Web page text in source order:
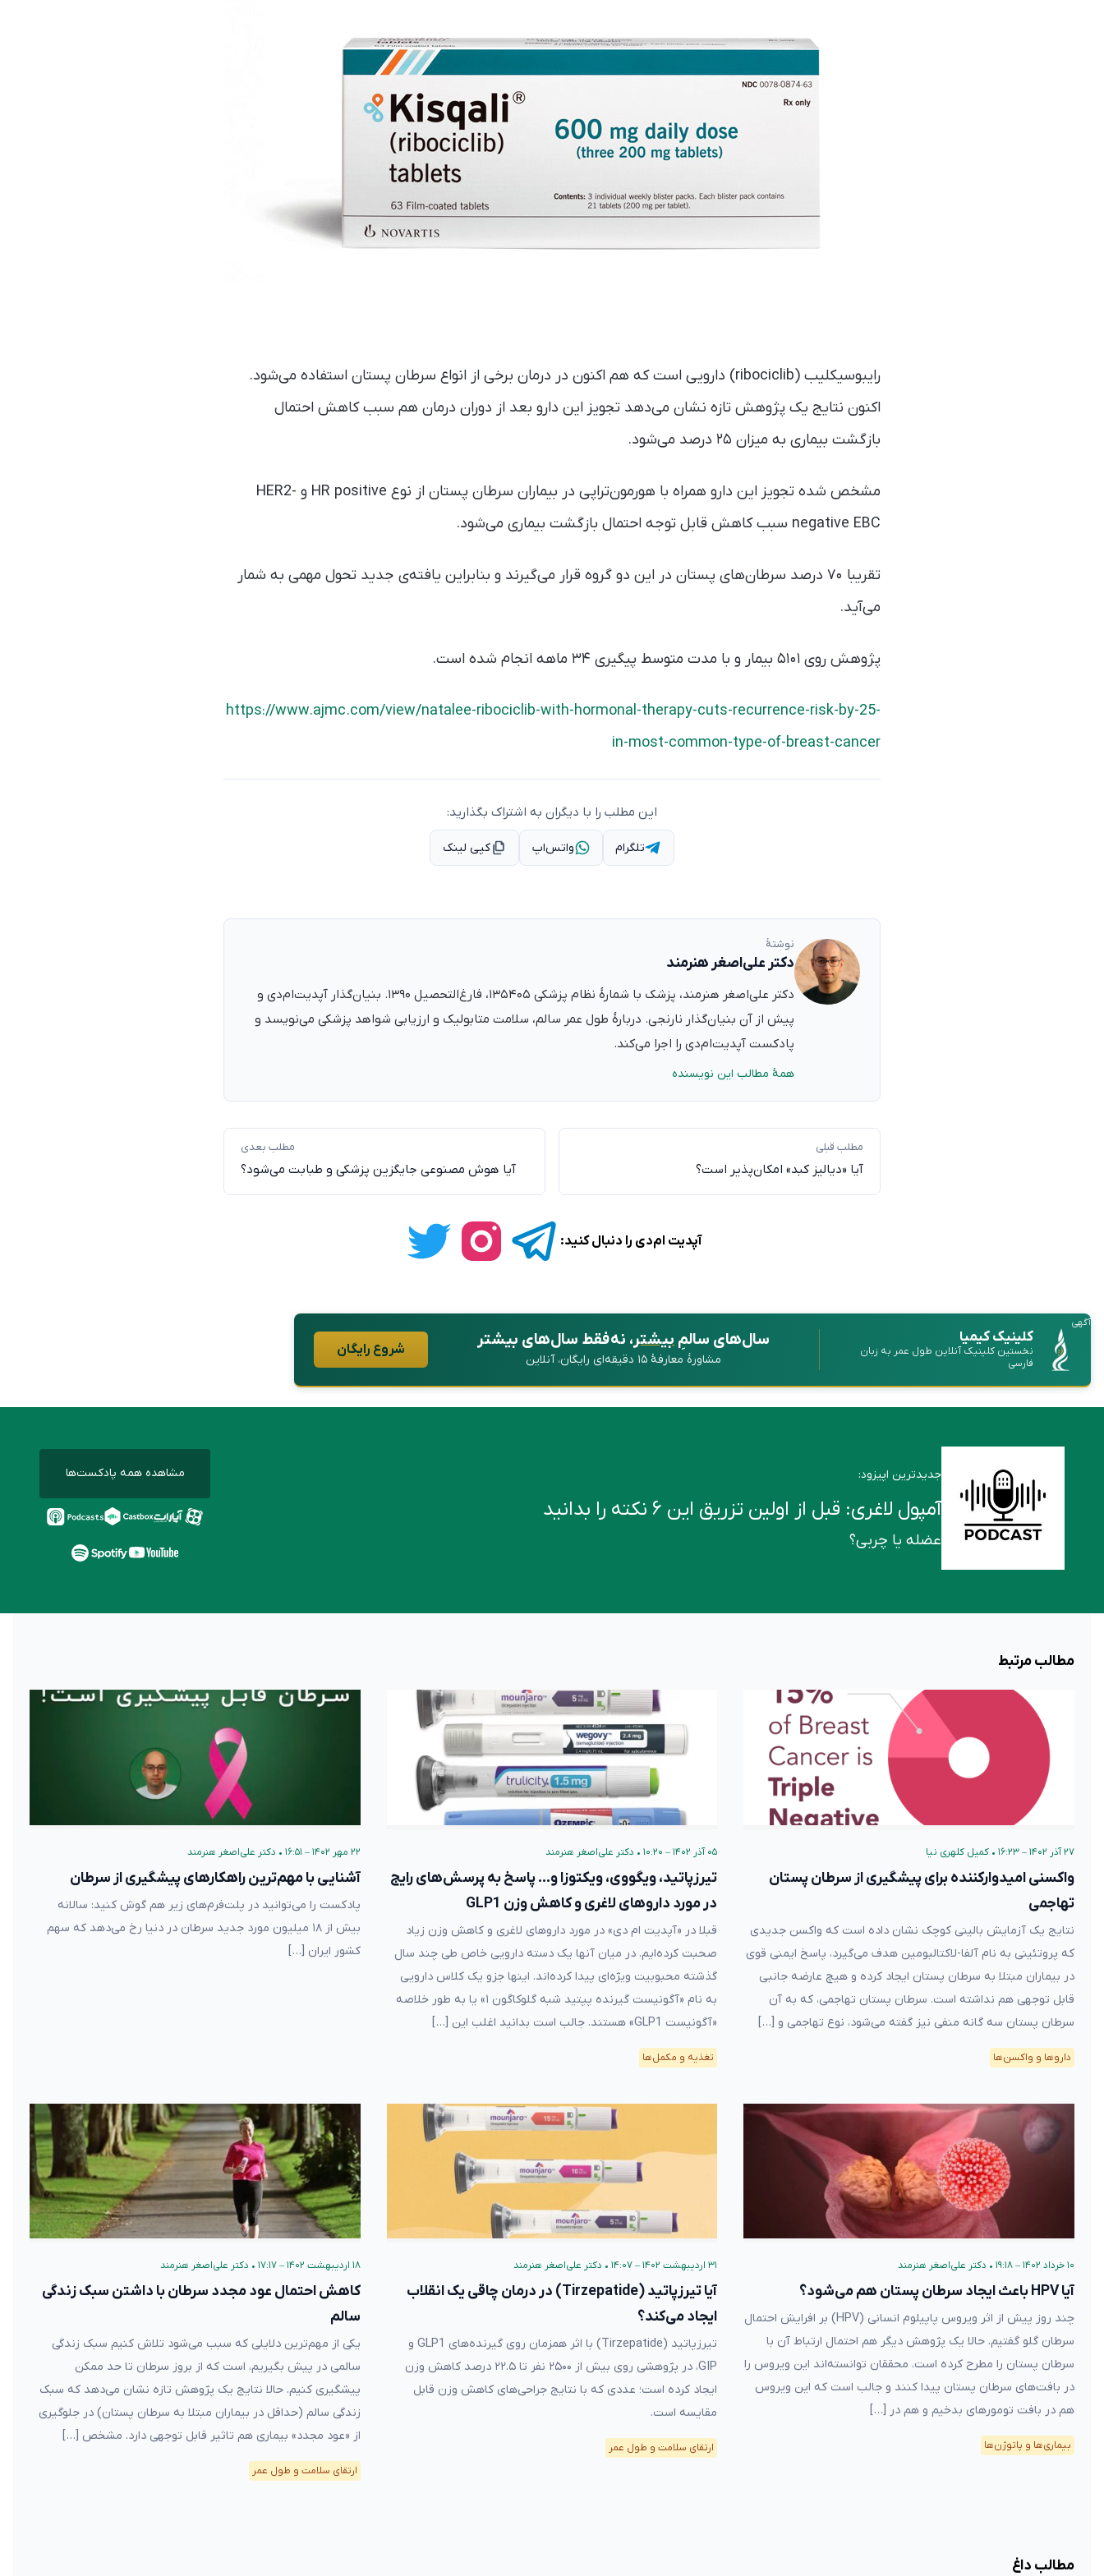
رایبوسیکلیب (ribociclib) دارویی است که هم اکنون در درمان برخی از انواع سرطان پستان استفاده می‌شود.
اکنون نتایج یک پژوهش تازه نشان می‌دهد تجویز این دارو بعد از دوران درمان هم سبب کاهش احتمال
بازگشت بیماری به میزان ۲۵ درصد می‌شود.
مشخص شده تجویز این دارو همراه با هورمون‌تراپی در بیماران سرطان پستان از نوع HR positive و HER2-
negative EBC سبب کاهش قابل توجه احتمال بازگشت بیماری می‌شود.
تقریبا ۷۰ درصد سرطان‌های پستان در این دو گروه قرار می‌گیرند و بنابراین یافته‌ی جدید تحول مهمی به شمار
می‌آید.
پژوهش روی ۵۱۰۱ بیمار و با مدت متوسط پیگیری ۳۴ ماهه انجام شده است.
https://www.ajmc.com/view/natalee-ribociclib-with-hormonal-therapy-cuts-recurrence-risk-by-25-
in-most-common-type-of-breast-cancer
این مطلب را با دیگران به اشتراک بگذارید:
تلگرام واتس‌اپ کپی لینک
نوشتهٔ
دکتر علی‌اصغر هنرمند
دکتر علی‌اصغر هنرمند، پزشک با شمارهٔ نظام پزشکی ۱۳۵۴۰۵، فارغ‌التحصیل ۱۳۹۰. بنیان‌گذار آپدیت‌ام‌دی و
پیش از آن بنیان‌گذار نارنجی. دربارهٔ طول عمر سالم، سلامت متابولیک و ارزیابی شواهد پزشکی می‌نویسد و
پادکست آپدیت‌ام‌دی را اجرا می‌کند.
همهٔ مطالب این نویسنده
مطلب قبلی
آیا «دیالیز کبد» امکان‌پذیر است؟
مطلب بعدی
آیا هوش مصنوعی جایگزین پزشکی و طبابت می‌شود؟
آپدیت ام‌دی را دنبال کنید:
آگهی
کلینیک کیمیا
نخستین کلینیک آنلاین طول عمر به زبان
فارسی
سال‌های سالمِبیشتر، نه فقط سال‌های بیشتر
مشاورهٔ معارفهٔ ۱۵ دقیقه‌ای رایگان، آنلاین
شروع رایگان
جدیدترین اپیزود:
آمپول لاغری: قبل از اولین تزریق این ۶ نکته را بدانید
عضله یا چربی؟
مشاهده همه پادکست‌ها
مطالب مرتبط
۲۷ آذر ۱۴۰۲ – ۱۶:۲۳ • کمیل کلهری نیا
واکسنی امیدوارکننده برای پیشگیری از سرطان پستان
تهاجمی
نتایج یک آزمایش بالینی کوچک نشان داده است که واکسن جدیدی
که پروتئینی به نام آلفا-لاکتالبومین هدف می‌گیرد، پاسخ ایمنی قوی
در بیماران مبتلا به سرطان پستان ایجاد کرده و هیچ عارضه جانبی
قابل توجهی هم نداشته است. سرطان پستان تهاجمی، که به آن
سرطان پستان سه گانه منفی نیز گفته می‌شود، نوع تهاجمی و […]
دارو‌ها و واکسن‌ها
۰۵ آذر ۱۴۰۲ – ۱۰:۲۰ • دکتر علی‌اصغر هنرمند
تیرزپاتید، ویگووی، ویکتوزا و… پاسخ به پرسش‌های رایج
در مورد داروهای لاغری و کاهش وزن GLP1
قبلا در «آپدیت ام دی» در مورد داروهای لاغری و کاهش وزن زیاد
صحبت کرده‌ایم. در میان آنها یک دسته دارویی خاص طی چند سال
گذشته محبوبیت ویژه‌ای پیدا کرده‌اند. اینها جزو یک کلاس دارویی
به نام «آگونیست گیرنده پپتید شبه گلوکاگون ۱» یا به طور خلاصه
«آگونیست GLP1» هستند. جالب است بدانید اغلب این […]
تغذیه و مکمل‌ها
۲۲ مهر ۱۴۰۲ – ۱۶:۵۱ • دکتر علی‌اصغر هنرمند
آشنایی با مهم‌ترین راهکارهای پیشگیری از سرطان
پادکست را می‌توانید در پلت‌فرم‌های زیر هم گوش کنید: سالانه
بیش از ۱۸ میلیون مورد جدید سرطان در دنیا رخ می‌دهد که سهم
کشور ایران […]
۱۰ خرداد ۱۴۰۲ – ۱۹:۱۸ • دکتر علی‌اصغر هنرمند
آیا HPV باعث ایجاد سرطان پستان هم می‌شود؟
چند روز پیش از اثر ویروس پاپیلوم انسانی (HPV) بر افرایش احتمال
سرطان گلو گفتیم. حالا یک پژوهش دیگر هم احتمال ارتباط آن با
سرطان پستان را مطرح کرده است. محققان توانسته‌اند این ویروس را
در بافت‌های سرطان پستان پیدا کنند و جالب است که این ویروس
هم در بافت تومورهای بدخیم و هم در […]
بیماری‌ها و پاتوژن‌ها
۳۱ اردیبهشت ۱۴۰۲ – ۱۴:۰۷ • دکتر علی‌اصغر هنرمند
آیا تیرزپاتید (Tirzepatide) در درمان چاقی یک انقلاب
ایجاد می‌کند؟
تیرزپاتید (Tirzepatide) با اثر همزمان روی گیرنده‌های GLP1 و
GIP، در پژوهشی روی بیش از ۲۵۰۰ نفر تا ۲۲.۵ درصد کاهش وزن
ایجاد کرده است؛ عددی که با نتایج جراحی‌های کاهش وزن قابل
مقایسه است.
ارتقای سلامت و طول عمر
۱۸ اردیبهشت ۱۴۰۲ – ۱۷:۱۷ • دکتر علی‌اصغر هنرمند
کاهش احتمال عود مجدد سرطان با داشتن سبک زندگی
سالم
یکی از مهم‌ترین دلایلی که سبب می‌شود تلاش کنیم سبک زندگی
سالمی در پیش‌ بگیریم، است که از بروز سرطان تا حد ممکن
پیشگیری کنیم. حالا نتایج یک پژوهش تازه نشان می‌دهد که سبک
زندگی سالم (حداقل در بیماران مبتلا به سرطان پستان) در جلوگیری
از «عود مجدد» بیماری هم تاثیر قابل توجهی دارد. مشخص […]
ارتقای سلامت و طول عمر
مطالب داغ